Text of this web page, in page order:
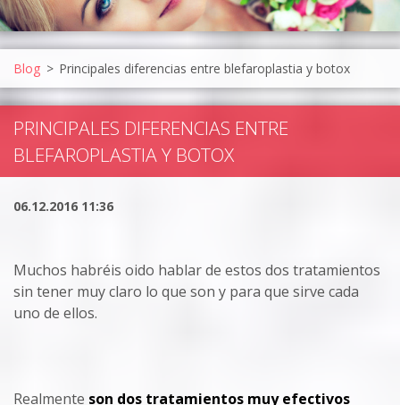
Blog > Principales diferencias entre blefaroplastia y botox
PRINCIPALES DIFERENCIAS ENTRE
BLEFAROPLASTIA Y BOTOX
06.12.2016 11:36
Muchos habréis oido hablar de estos dos tratamientos
sin tener muy claro lo que son y para que sirve cada
uno de ellos.
Realmente son dos tratamientos muy efectivos